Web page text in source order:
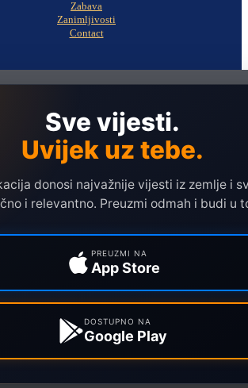
Zabava
Zanimljivosti
Contact
Sve vijesti.
Uvijek uz tebe.
donosi najvažnije vijesti iz zemlje i
i relevantno. Preuzmi odmah i budi u
PREUZMI NA
App Store
DOSTUPNO NA
Google Play